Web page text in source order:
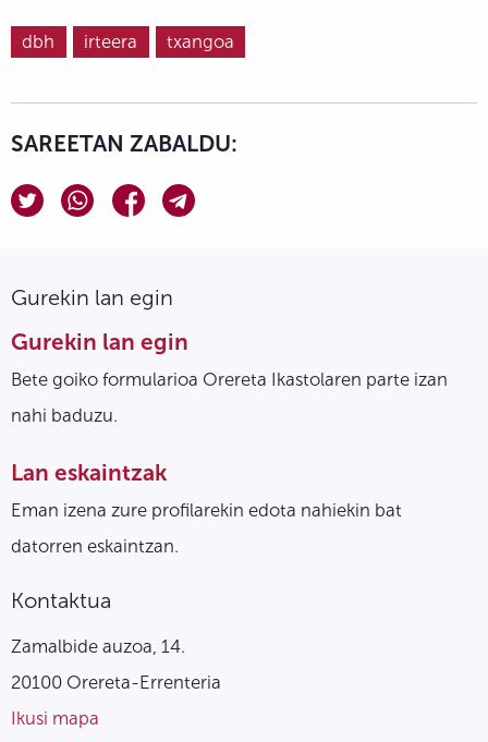
dbh irteera txangoa
SAREETAN ZABALDU:
Gurekin lan egin
Gurekin lan egin
Bete goiko formularioa Orereta Ikastolaren parte izan
nahi baduzu.
Lan eskaintzak
Eman izena zure profilarekin edota nahiekin bat
datorren eskaintzan.
Kontaktua
Zamalbide auzoa, 14.
20100 Orereta-Errenteria
Ikusi mapa